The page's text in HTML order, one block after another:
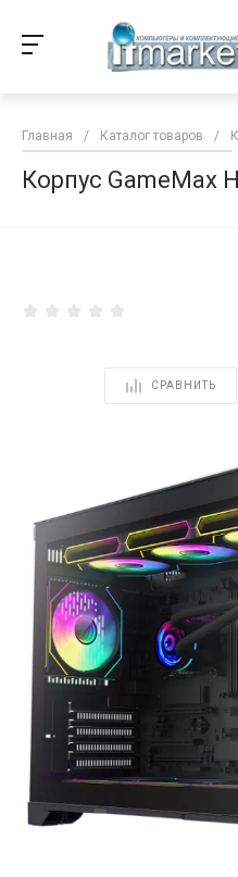
Главная / Каталог товаров /
Корпус GameMax
СРАВНИТЬ